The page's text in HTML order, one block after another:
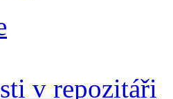
v repozitáři